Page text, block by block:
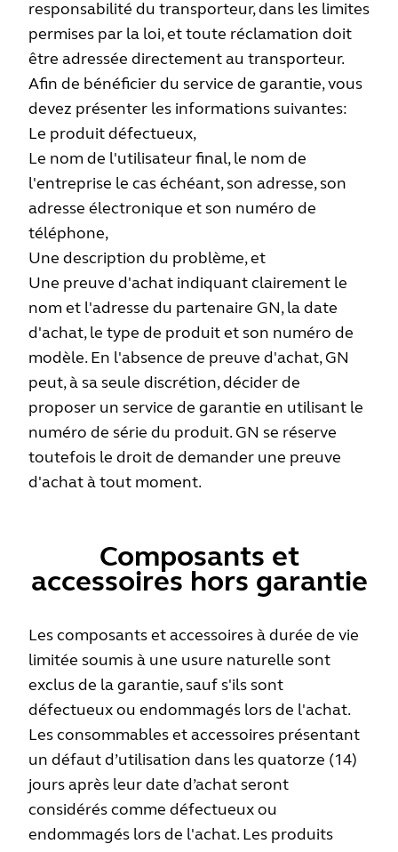
responsabilité du transporteur, dans les limites
permises par la loi, et toute réclamation doit
être adressée directement au transporteur.
Afin de bénéficier du service de garantie, vous
devez présenter les informations suivantes:
Le produit défectueux,
Le nom de l'utilisateur final, le nom de
l'entreprise le cas échéant, son adresse, son
adresse électronique et son numéro de
téléphone,
Une description du problème, et
Une preuve d'achat indiquant clairement le
nom et l'adresse du partenaire GN, la date
d'achat, le type de produit et son numéro de
modèle. En l'absence de preuve d'achat, GN
peut, à sa seule discrétion, décider de
proposer un service de garantie en utilisant le
numéro de série du produit. GN se réserve
toutefois le droit de demander une preuve
d'achat à tout moment.
Composants et
accessoires hors garantie
Les composants et accessoires à durée de vie
limitée soumis à une usure naturelle sont
exclus de la garantie, sauf s'ils sont
défectueux ou endommagés lors de l'achat.
Les consommables et accessoires présentant
un défaut d’utilisation dans les quatorze (14)
jours après leur date d’achat seront
considérés comme défectueux ou
endommagés lors de l'achat. Les produits